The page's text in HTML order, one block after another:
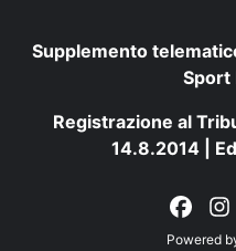
Supplemento
Sport
Registrazione al
14.8.2014 |
Powered